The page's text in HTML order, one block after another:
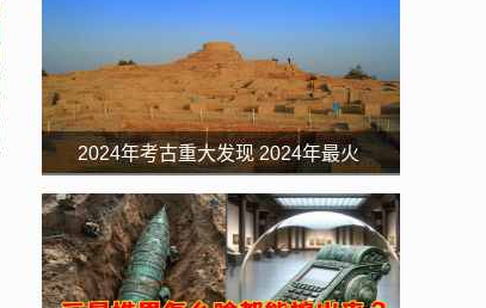
2024年考古重大发现 2024年最火
的考古